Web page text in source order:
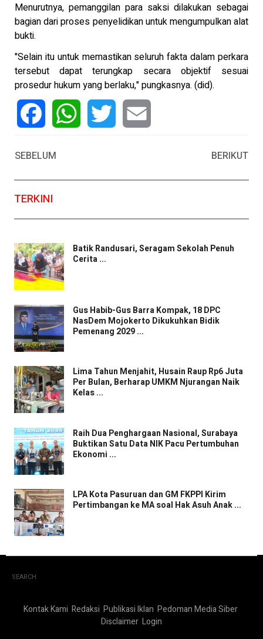
Menurutnya, pemanggilan para saksi dilakukan sebagai
bagian dari proses penyelidikan untuk mengumpulkan alat
bukti.
"Selain itu untuk memastikan seluruh fakta dalam perkara
tersebut dapat terungkap secara objektif sesuai
prosedur hukum yang berlaku," pungkasnya. (did).
SEBELUM
BERIKUT
TERKINI
Batik Randusari, Seragam Sekolah Penuh
Cerita ...
Gus Habib-Gus Barra Kompak, 18 DPC
NasDem Mojokerto Dikukuhkan Bidik
Pemenang 2029 ...
Lima Tahun Menjahit, Husain Raup Rp6 Juta
Per Bulan, Berharap UMKM Njurangan Naik
Kelas ...
Raih Dua Penghargaan Nasional, Surabaya
Buktikan Satu Data NIK Pacu Pertumbuhan
Ekonomi ...
LPA Kota Pasuruan dan GM FKPPI Kirim
Pertimbangan ke MA soal Hak Asuh Anak ...
SEARCH
Kontak Kami Redaksi Publikasi Iklan Pedoman Media Siber
Disclaimer Login